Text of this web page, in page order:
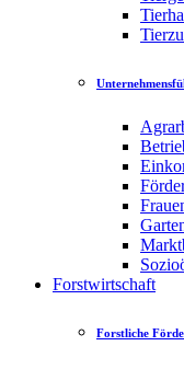
Forstwirtschaft
Forstliche